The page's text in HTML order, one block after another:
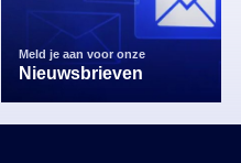
Meld je aan voor onze
Nieuwsbrieven